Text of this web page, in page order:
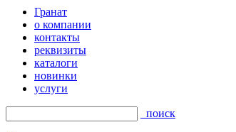
Гранат
о компании
контакты
реквизиты
каталоги
новинки
услуги
поиск